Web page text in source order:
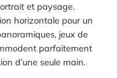
et paysage.
horizontale pour un
jeux de
parfaitement
d’une seule main.